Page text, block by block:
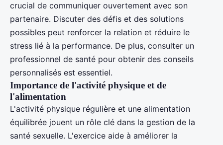
crucial de communiquer ouvertement avec son
partenaire. Discuter des défis et des solutions
possibles peut renforcer la relation et réduire le
stress lié à la performance. De plus, consulter un
professionnel de santé pour obtenir des conseils
personnalisés est essentiel.
Importance de l'activité physique et de
l'alimentation
L'activité physique régulière et une alimentation
équilibrée jouent un rôle clé dans la gestion de la
santé sexuelle. L'exercice aide à améliorer la